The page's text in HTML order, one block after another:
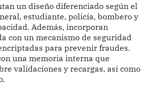
un diseño diferenciado según el
estudiante, policía, bombero y
Además, incorporan
con un mecanismo de seguridad
para prevenir fraudes.
una memoria interna que
validaciones y recargas, así como